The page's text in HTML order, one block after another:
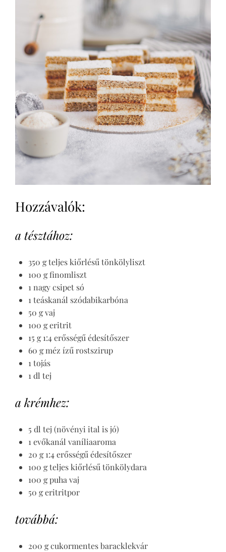
Hozzávalók:
a tésztához:
350 g teljes kiőrlésű tönkölyliszt
100 g finomliszt
1 nagy csipet só
1 teáskanál szódabikarbóna
50 g vaj
100 g eritrit
15 g 1:4 erősségű édesítőszer
60 g méz ízű rostszirup
1 tojás
1 dl tej
a krémhez:
5 dl tej (növényi ital is jó)
1 evőkanál vaníliaaroma
20 g 1:4 erősségű édesítőszer
100 g teljes kiőrlésű tönkölydara
100 g puha vaj
50 g eritritpor
továbbá:
200 g cukormentes baracklekvár